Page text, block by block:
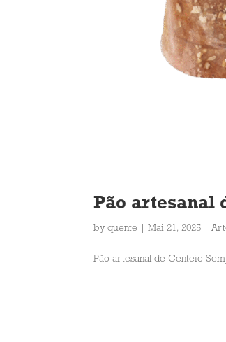
Pão artesanal
byquente |Mai 21, 2025 |
Pão artesanal de Centeio